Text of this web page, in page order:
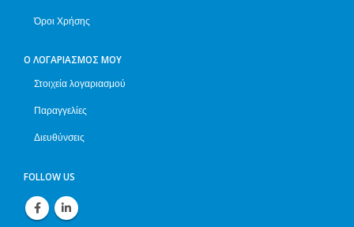
Όροι Χρήσης
Ο ΛΟΓΑΡΙΑΣΜΌΣ ΜΟΥ
Στοιχεία λογαριασμού
Παραγγελίες
Διευθύνσεις
FOLLOW US